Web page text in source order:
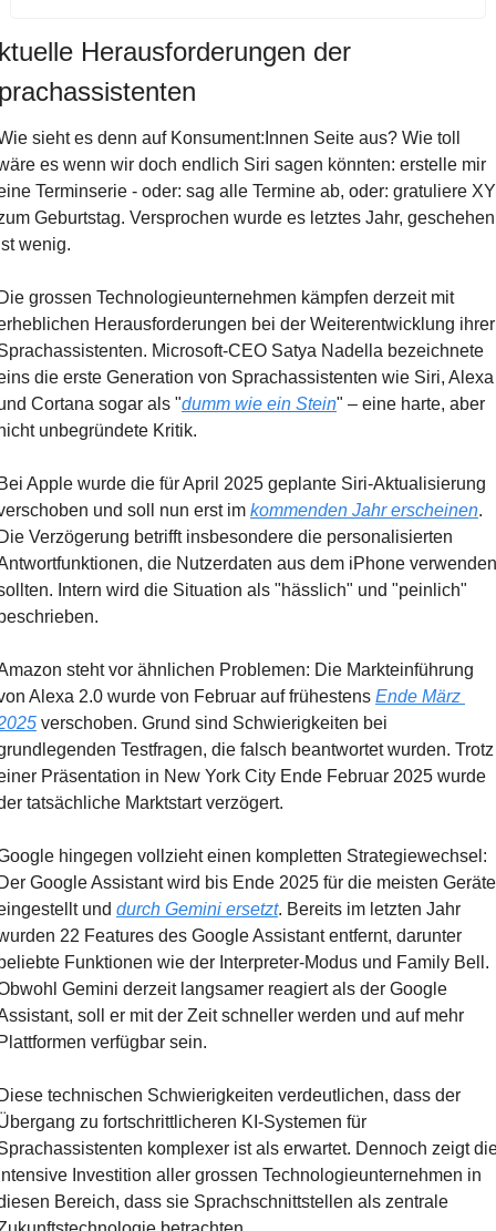
Herausforderungen der
sieht es denn auf Konsument:Innen Seite aus? Wie toll
es wenn wir doch endlich Siri sagen könnten: erstelle mir
Terminserie - oder: sag alle Termine ab, oder: gratuliere XY
Geburtstag. Versprochen wurde es letztes Jahr, geschehen
wenig.
grossen Technologieunternehmen kämpfen derzeit mit
Herausforderungen bei der Weiterentwicklung ihrer
Microsoft-CEO Satya Nadella bezeichnete
die erste Generation von Sprachassistenten wie Siri, Alexa
Cortana sogar als "dumm wie ein Stein" – eine harte, aber
unbegründete Kritik.
Apple wurde die für April 2025 geplante Siri-Aktualisierung
und soll nun erst im kommenden Jahr erscheinen.
Verzögerung betrifft insbesondere die personalisierten
die Nutzerdaten aus dem iPhone verwenden
Intern wird die Situation als "hässlich" und "peinlich"
steht vor ähnlichen Problemen: Die Markteinführung
Alexa 2.0 wurde von Februar auf frühestens Ende März
verschoben. Grund sind Schwierigkeiten bei
Testfragen, die falsch beantwortet wurden. Trotz
Präsentation in New York City Ende Februar 2025 wurde
tatsächliche Marktstart verzögert.
hingegen vollzieht einen kompletten Strategiewechsel:
Google Assistant wird bis Ende 2025 für die meisten Geräte
und durch Gemini ersetzt. Bereits im letzten Jahr
22 Features des Google Assistant entfernt, darunter
Funktionen wie der Interpreter-Modus und Family Bell.
Gemini derzeit langsamer reagiert als der Google
soll er mit der Zeit schneller werden und auf mehr
verfügbar sein.
technischen Schwierigkeiten verdeutlichen, dass der
zu fortschrittlicheren KI-Systemen für
komplexer ist als erwartet. Dennoch zeigt
Investition aller grossen Technologieunternehmen in
Bereich, dass sie Sprachschnittstellen als zentrale